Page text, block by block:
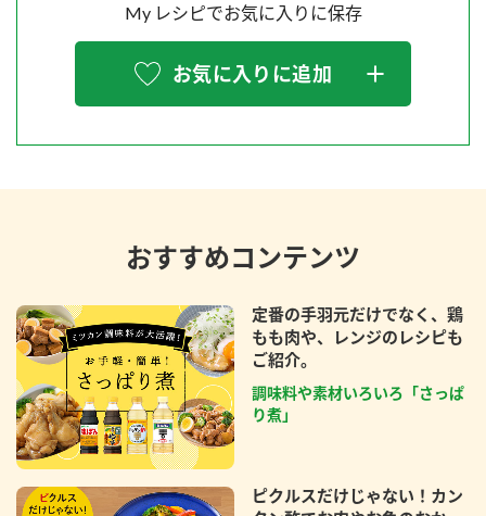
My レシピでお気に入りに保存
お気に入りに追加
おすすめコンテンツ
定番の手羽元だけでなく、鶏
もも肉や、レンジのレシピも
ご紹介。
調味料や素材いろいろ「さっぱ
り煮」
ピクルスだけじゃない！カン